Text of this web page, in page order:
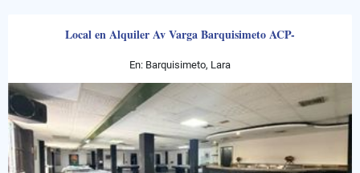
Local en Alquiler Av Varga Barquisimeto ACP-
En: Barquisimeto, Lara